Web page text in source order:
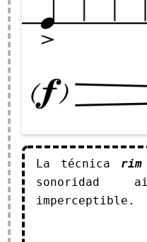
La técnica
sonoridad
imperceptible.